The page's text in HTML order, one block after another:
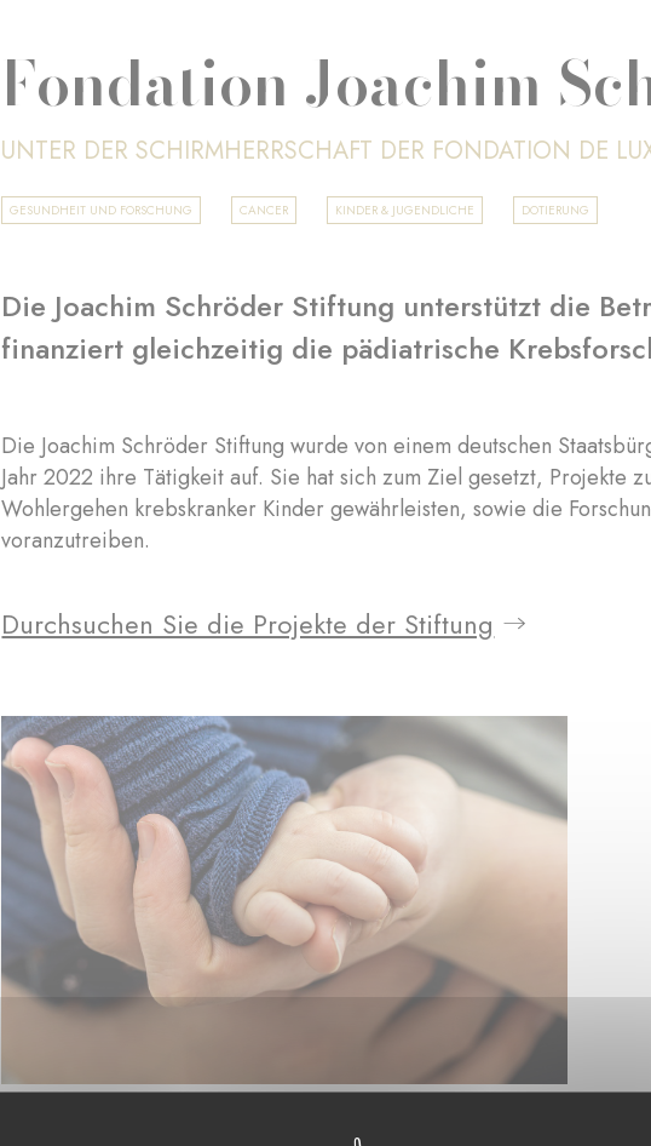
Fondation Joachim
UNTER DER SCHIRMHERRSCHAFT DER FONDATION DE
GESUNDHEIT UND FORSCHUNG CANCER KINDER & JUGENDLICHE DOTIERUNG
Die Joachim Schröder Stiftung unterstützt die
finanziert gleichzeitig die pädiatrische
Die Joachim Schröder Stiftung wurde von einem deutschen
Jahr 2022 ihre Tätigkeit auf. Sie hat sich zum Ziel gesetzt, Projekte
Wohlergehen krebskranker Kinder gewährleisten, sowie die
voranzutreiben.
Durchsuchen Sie die Projekte der Stiftung